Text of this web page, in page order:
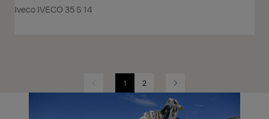
Iveco IVECO 35 S 14
Previous 1 2 Next